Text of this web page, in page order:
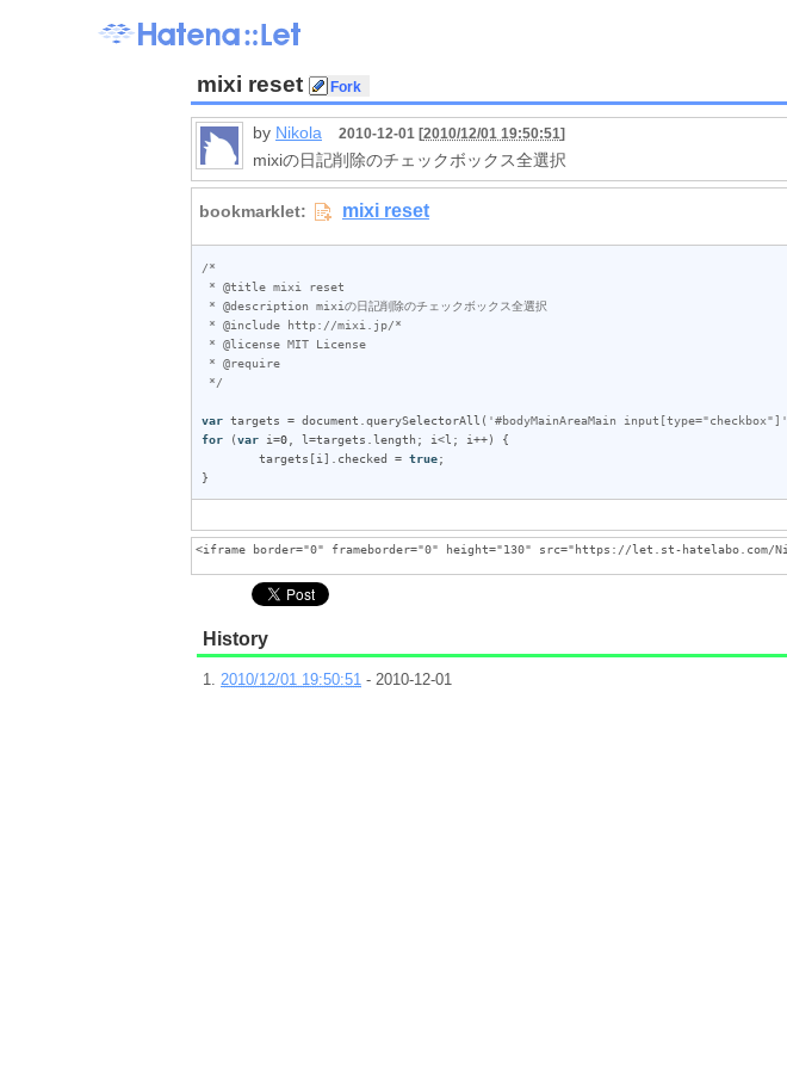
mixi reset
by Nikola 2010-12-01 [2010/12/01 19:50:51]
mixiの日記削除のチェックボックス全選択
/*
*/
var targets = document querySelectorAll ( '#bodyMainAreaMain input[type="checkbox"]'
for (var i=0 l=targets length ; i<l ; i++) {
targets [i ]. checked = true;
}
History
2010/12/01 19:50:51 - 2010-12-01